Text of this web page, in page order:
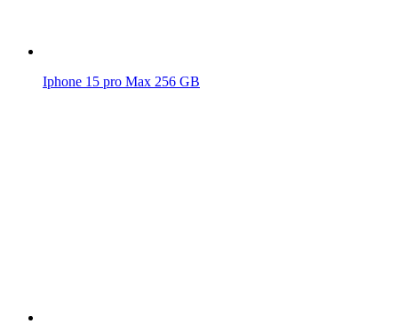
Iphone 15 pro Max 256 GB